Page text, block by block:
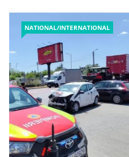
NATIONAL/INTERNATIONAL